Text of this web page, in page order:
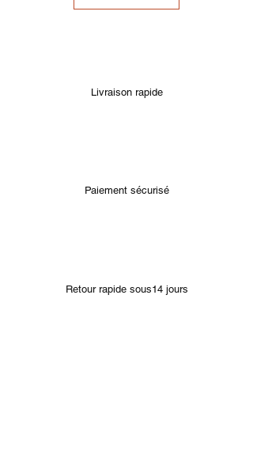
Livraison rapide
Paiement sécurisé
Retour rapide sous14 jours